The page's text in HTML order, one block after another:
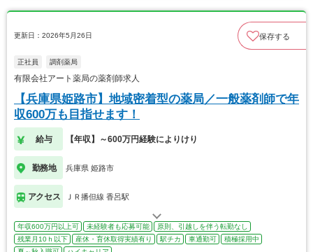
更新日：2026年5月26日 保存する
正社員 調剤薬局
有限会社アート薬局の薬剤師求人
【兵庫県姫路市】地域密着型の薬局／一般薬剤師で年
収600万も目指せます！
給与 【年収】～600万円経験によりけり
勤務地 兵庫県 姫路市
アクセス ＪＲ播但線 香呂駅
年収600万円以上可 未経験者も応募可能
原則、引越しを伴う転勤なし
残業月10ｈ以下
産休・育休取得実績有り 駅チカ 車通勤可
積極採用中